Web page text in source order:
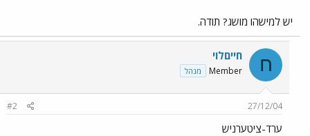
יש למישהו מושג? תודה.
ח חייםלוי
Member מנהל
27/12/04
#2
ערד-ציטערניש